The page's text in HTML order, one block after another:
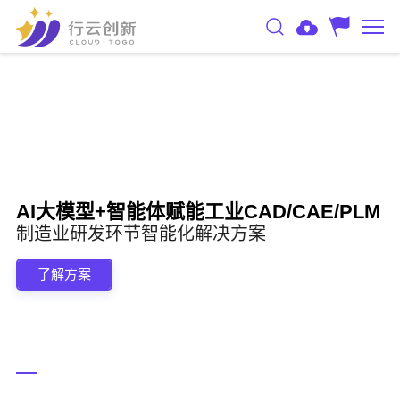
AI大模型+智能体赋能工业CAD/CAE/PLM
制造业研发环节智能化解决方案
了解方案